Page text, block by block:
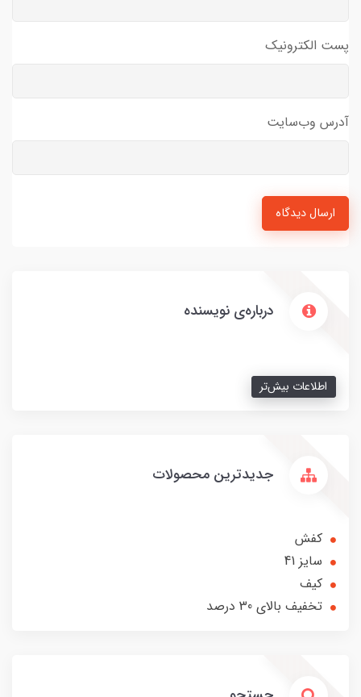
پست الکترونیک
آدرس وب‌سایت
ارسال دیدگاه
درباره‌ی نویسنده
اطلاعات بیش‌تر
جدیدترین محصولات
کفش
سایز 41
کیف
تخفیف بالای 30 درصد